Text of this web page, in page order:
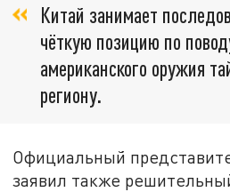
Китай занимает
чёткую позицию по
американского оружия
региону.
Официальный
заявил также